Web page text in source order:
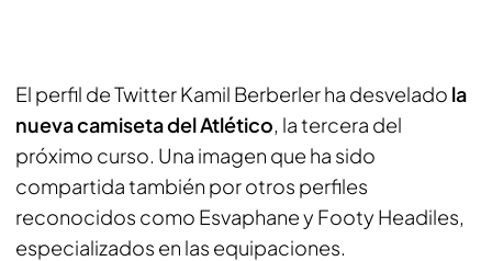
El perfil de Twitter Kamil Berberler ha desvelado la
nueva camiseta del Atlético, la tercera del
próximo curso. Una imagen que ha sido
compartida también por otros perfiles
reconocidos como Esvaphane y Footy Headiles,
especializados en las equipaciones.